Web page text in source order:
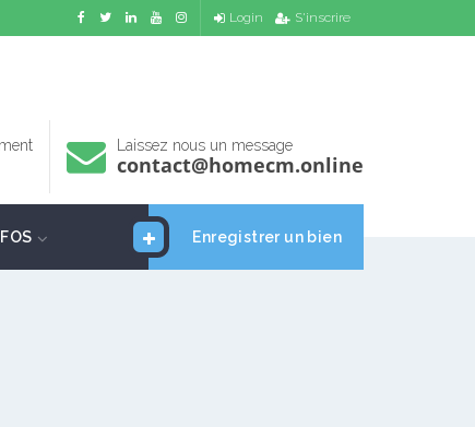
Login S'inscrire
Laissez nous un message
contact@homecm.online
Enregistrer un bien